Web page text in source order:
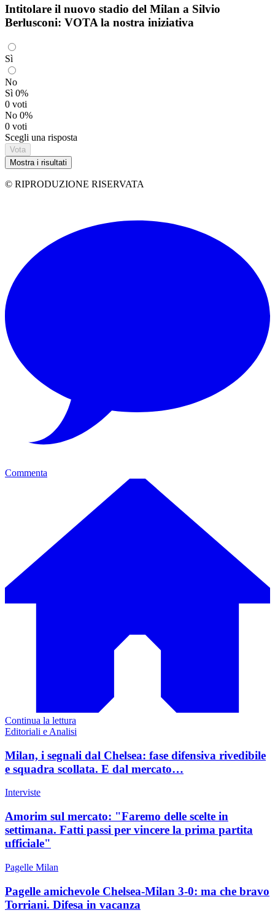
Intitolare il nuovo stadio del Milan a Silvio
Berlusconi: VOTA la nostra iniziativa
Sì
No
Sì 0%
0 voti
No 0%
0 voti
Scegli una risposta
Vota
Mostra i risultati
© RIPRODUZIONE RISERVATA
Commenta
Continua la lettura
Editoriali e Analisi
Milan, i segnali dal Chelsea: fase difensiva rivedibile
e squadra scollata. E dal mercato…
Interviste
Amorim sul mercato: "Faremo delle scelte in
settimana. Fatti passi per vincere la prima partita
ufficiale"
Pagelle Milan
Pagelle amichevole Chelsea-Milan 3-0: ma che bravo
Torriani. Difesa in vacanza